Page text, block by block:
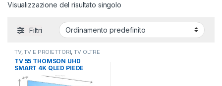
Visualizzazione del risultato singolo
Filtri
TV,TV E PROIETTORI ,TV OLTRE
48
TV 55 THOMSON UHD
SMART 4K QLED PIEDE
GOOGLE FRONT SPEAKER
144HZ